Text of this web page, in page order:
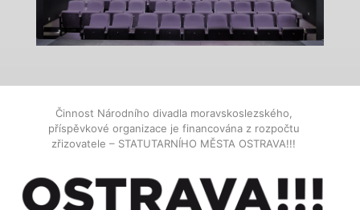
Činnost Národního divadla moravskoslezského,
příspěvkové organizace je financována z rozpočtu
zřizovatele – STATUTARNÍHO MĚSTA OSTRAVA!!!